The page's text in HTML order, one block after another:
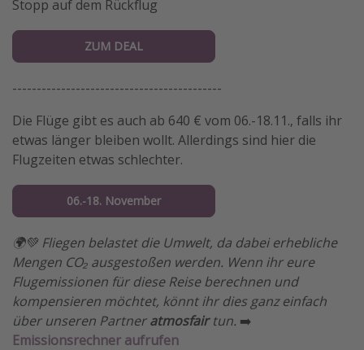
Stopp auf dem Rückflug
ZUM DEAL
-------------------------------------------
Die Flüge gibt es auch ab 640 € vom 06.-18.11., falls ihr
etwas länger bleiben wollt. Allerdings sind hier die
Flugzeiten etwas schlechter.
06.-18. November
🌍💚 Fliegen belastet die Umwelt, da dabei erhebliche
Mengen CO₂ ausgestoßen werden. Wenn ihr eure
Flugemissionen für diese Reise berechnen und
kompensieren möchtet, könnt ihr dies ganz einfach
über unseren Partneratmosfairtun. ➡️
Emissionsrechner aufrufen